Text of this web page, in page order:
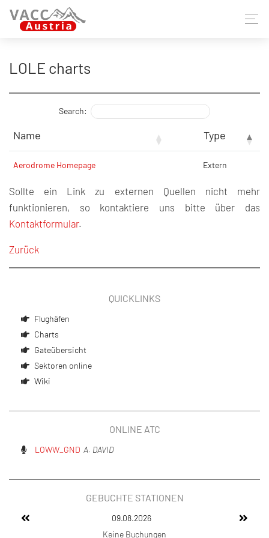
QUICKLINKS
Flughäfen
Charts
Gateübersicht
Sektoren online
Wiki
ONLINE ATC
LOWW_GND A. DAVID
GEBUCHTE STATIONEN
09.08.2026
Keine Buchungen
LOLE charts
Search:
Name Type
Aerodrome Homepage Extern
Sollte ein Link zu externen Quellen nicht mehr
funktionieren, so kontaktiere uns bitte über das
Kontaktformular.
Zurück